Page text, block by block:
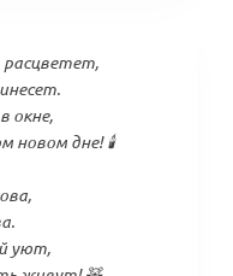
расцветет,
окне,
новом дне! 🕯️
уют,